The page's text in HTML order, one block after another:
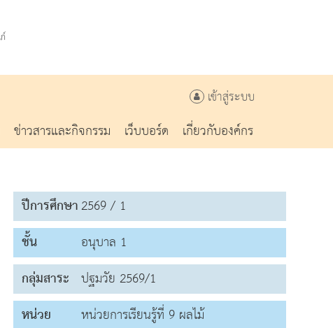
เข้าสู่ระบบ
ข่าวสารและกิจกรรม เว็บบอร์ด
เกี่ยวกับองค์กร
ปีการศึกษา2569 / 1
ชั้น
อนุบาล 1
กลุ่มสาระ ปฐมวัย 2569/1
หน่วย
หน่วยการเรียนรู้ที่ 9 ผลไม้